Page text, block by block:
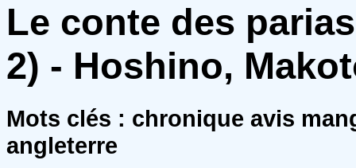
Le conte des
2) - Hoshino,
Mots clés : chronique avis
angleterre